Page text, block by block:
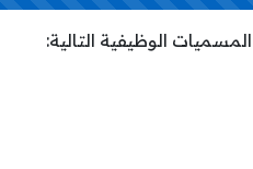
الوظيفية التالية: